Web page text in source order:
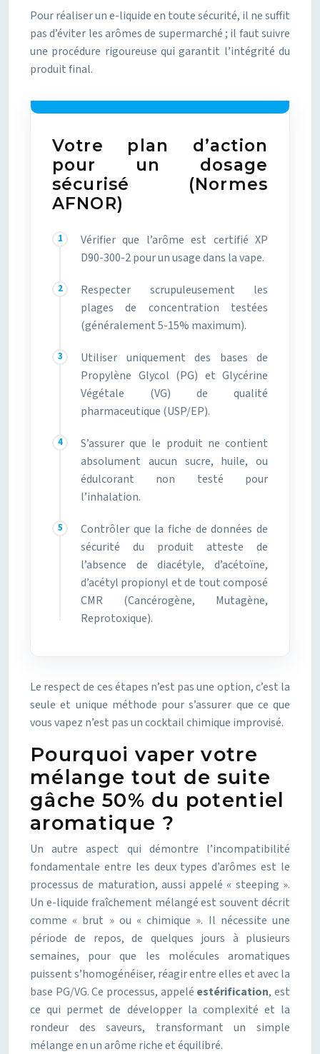
Pour réaliser un e-liquide en toute sécurité, il ne suffit
pas d’éviter les arômes de supermarché ; il faut suivre
une procédure rigoureuse qui garantit l’intégrité du
produit final.
Votre plan d’action
pour un dosage
sécurisé (Normes
AFNOR)
Vérifier que l’arôme est certifié XP
D90-300-2 pour un usage dans la vape.
Respecter scrupuleusement les
plages de concentration testées
(généralement 5-15% maximum).
Utiliser uniquement des bases de
Propylène Glycol (PG) et Glycérine
Végétale (VG) de qualité
pharmaceutique (USP/EP).
S’assurer que le produit ne contient
absolument aucun sucre, huile, ou
édulcorant non testé pour
l’inhalation.
Contrôler que la fiche de données de
sécurité du produit atteste de
l’absence de diacétyle, d’acétoïne,
d’acétyl propionyl et de tout composé
CMR (Cancérogène, Mutagène,
Reprotoxique).
Le respect de ces étapes n’est pas une option, c’est la
seule et unique méthode pour s’assurer que ce que
vous vapez n’est pas un cocktail chimique improvisé.
Pourquoi vaper votre
mélange tout de suite
gâche 50% du potentiel
aromatique ?
Un autre aspect qui démontre l’incompatibilité
fondamentale entre les deux types d’arômes est le
processus de maturation, aussi appelé « steeping ».
Un e-liquide fraîchement mélangé est souvent décrit
comme « brut » ou « chimique ». Il nécessite une
période de repos, de quelques jours à plusieurs
semaines, pour que les molécules aromatiques
puissent s’homogénéiser, réagir entre elles et avec la
base PG/VG. Ce processus, appelé estérification, est
ce qui permet de développer la complexité et la
rondeur des saveurs, transformant un simple
mélange en un arôme riche et équilibré.